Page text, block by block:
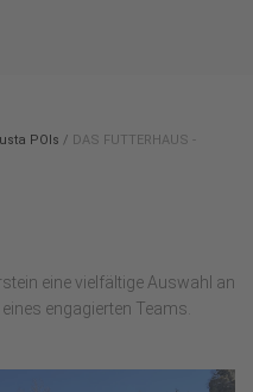
POIs / DAS FUTTERHAUS -
eine vielfältige Auswahl an
engagierten Teams.